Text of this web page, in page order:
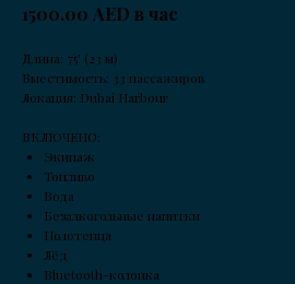
1500.00 AED в час
Длина: 75' (23 м)
Вместимость: 33 пассажиров
Локация: Dubai Harbour
ВКЛЮЧЕНО:
Экипаж
Топливо
Вода
Безалкогольные напитки
Полотенца
Лёд
Bluetooth-колонка